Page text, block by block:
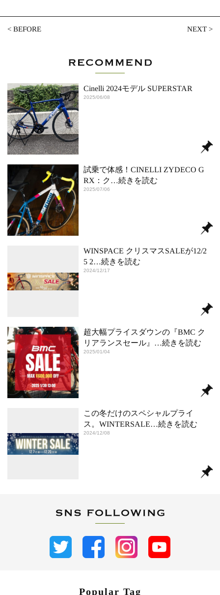
<BEFORE NEXT>
Cinelli 2024モデル SUPERSTAR
2025/06/08
試乗で体感！CINELLI ZYDECO G
RX：ク …続きを読む
2025/07/06
WINSPACE クリスマスSALEが12/2
5 2…続きを読む
2024/12/17
超大幅プライスダウンの『BMC ク
リアランスセール』 …続きを読む
2025/01/04
この冬だけのスペシャルプライ
ス。WINTERSALE…続きを読む
2024/12/08
Popular Tag